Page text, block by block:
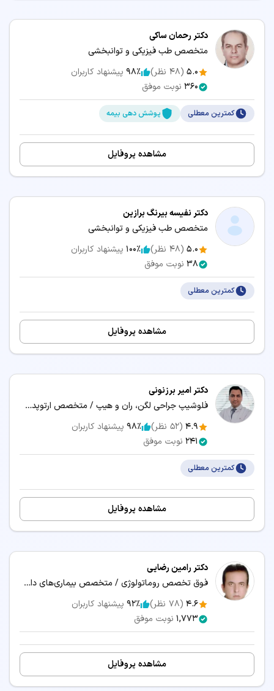
دکتر رحمان ساکی
متخصص طب فیزیکی و توانبخشی
5.0
(
48 نظر) 98٪ پیشنهاد کاربران
360 نوبت موفق
کمترین معطلی پوشش دهی بیمه
مشاهده پروفایل
دکتر نفیسه بیرنگ برازین
متخصص طب فیزیکی و توانبخشی
5.0
(
48 نظر) 100٪ پیشنهاد کاربران
38 نوبت موفق
کمترین معطلی
مشاهده پروفایل
دکتر امیر برزنونی
فلوشیپ جراحی لگن، ران و هیپ / متخصص ارتوپدی، جراحی استخوان و مفاصل
4.9
(
52 نظر) 98٪ پیشنهاد کاربران
241 نوبت موفق
کمترین معطلی
مشاهده پروفایل
دکتر رامین رضایی
فوق تخصص روماتولوژی / متخصص بیماری‌های داخلی
4.6
(
78 نظر) 92٪ پیشنهاد کاربران
1,773 نوبت موفق
مشاهده پروفایل